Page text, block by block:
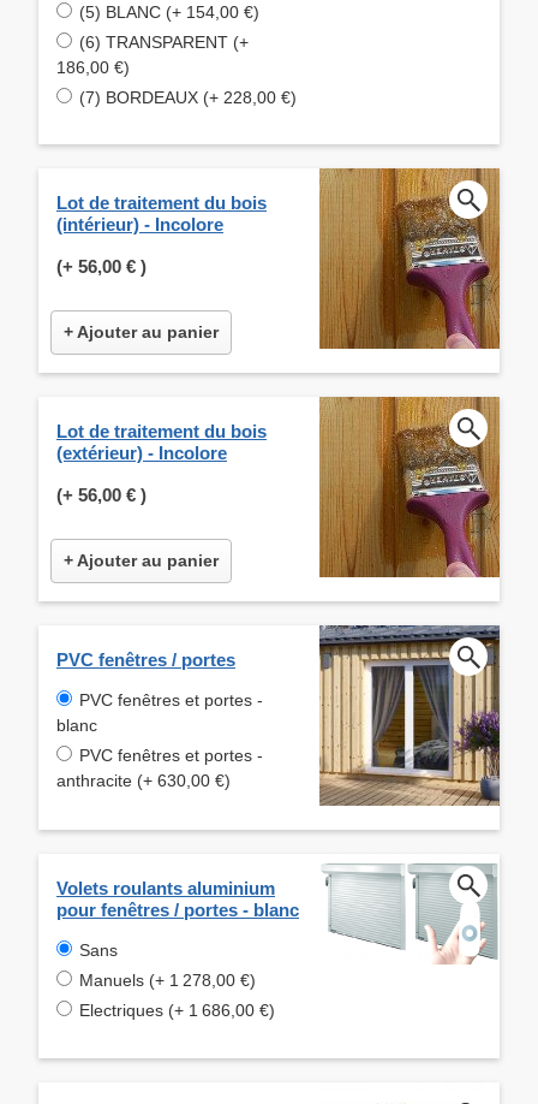
(5) BLANC (+ 154,00 €)
(6) TRANSPARENT (+
186,00 €)
(7) BORDEAUX (+ 228,00 €)
Lot de traitement du bois
(intérieur) - Incolore
(+ 56,00 € )
+ Ajouter au panier
Lot de traitement du bois
(extérieur) - Incolore
(+ 56,00 € )
+ Ajouter au panier
PVC fenêtres / portes
PVC fenêtres et portes -
blanc
PVC fenêtres et portes -
anthracite (+ 630,00 €)
Volets roulants aluminium
pour fenêtres / portes - blanc
Sans
Manuels (+ 1 278,00 €)
Electriques (+ 1 686,00 €)